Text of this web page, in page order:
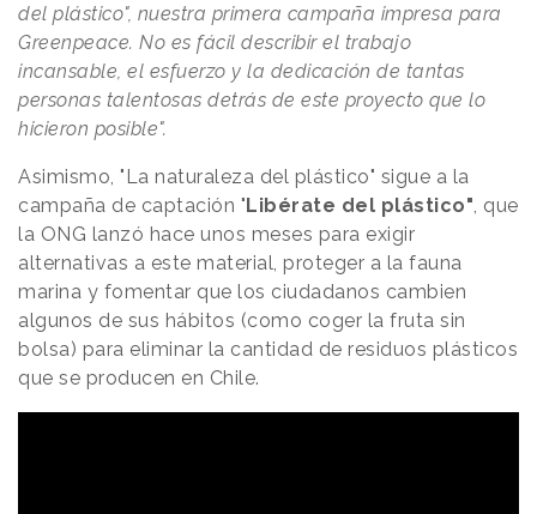
del plástico", nuestra primera campaña impresa para
Greenpeace. No es fácil describir el trabajo
incansable, el esfuerzo y la dedicación de tantas
personas talentosas detrás de este proyecto que lo
hicieron posible".
Asimismo, "La naturaleza del plástico" sigue a la
campaña de captación "Libérate del plástico" , que
la ONG lanzó hace unos meses para exigir
alternativas a este material, proteger a la fauna
marina y fomentar que los ciudadanos cambien
algunos de sus hábitos (como coger la fruta sin
bolsa) para eliminar la cantidad de residuos plásticos
que se producen en Chile.